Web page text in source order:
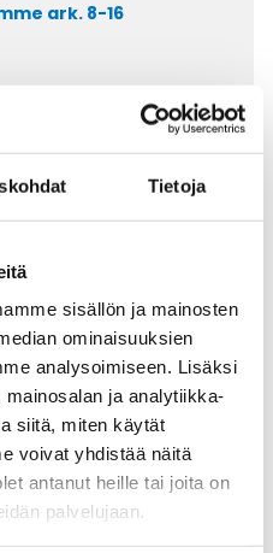
Tietoja
sisällön ja mainosten
ominaisuuksien
analysoimiseen. Lisäksi
ja analytiikka-
siitä, miten käytät
voivat yhdistää näitä
antanut heille tai joita on
palvelujaan.
ark. 8-16
K,
1X1,5
K,
SININEN 1X1,5